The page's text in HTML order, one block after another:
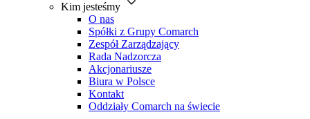
Kim jesteśmy
O nas
Spółki z Grupy Comarch
Zespół Zarządzający
Rada Nadzorcza
Akcjonariusze
Biura w Polsce
Kontakt
Oddziały Comarch na świecie